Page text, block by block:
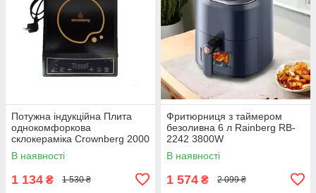
Потужна індукційна Плита
однокомфоркова
склокераміка Crownberg 2000
Вт
В наявності
1 134 ₴ 1 530 ₴
Фритюрниця з таймером
безоливна 6 л Rainberg RB-
2242 3800W
аерофритюрниця
В наявності
1 574 ₴ 2 099 ₴